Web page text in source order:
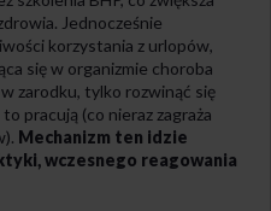
Jednocześnie
korzystania z urlopów,
się w organizmie choroba
zarodku, tylko rozwinąć się
pracują (co nieraz zagraża
Mechanizm ten idzie
wczesnego reagowania